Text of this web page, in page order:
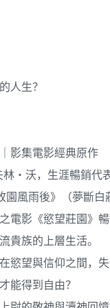
人生？
影集電影經典原作
林‧沃，生涯暢銷代
風雨後》（夢斷白
電影《慾望莊園》
貴族的上層生活。
慾望與信仰之間，失
能得到自由？